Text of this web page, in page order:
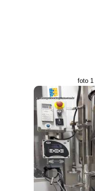
foto 1